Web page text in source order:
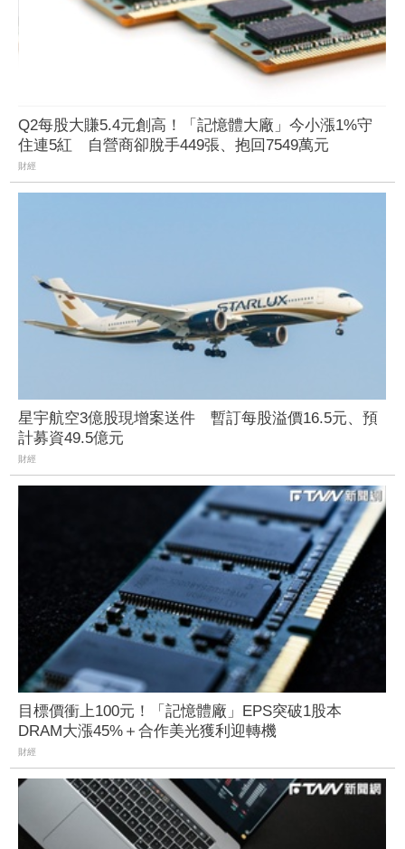
Q2每股大賺5.4元創高！「記憶體大廠」今小漲1%守
住連5紅 自營商卻脫手449張、抱回7549萬元
財經
星宇航空3億股現增案送件 暫訂每股溢價16.5元、預
計募資49.5億元
財經
目標價衝上100元！「記憶體廠」EPS突破1股本
DRAM大漲45%＋合作美光獲利迎轉機
財經